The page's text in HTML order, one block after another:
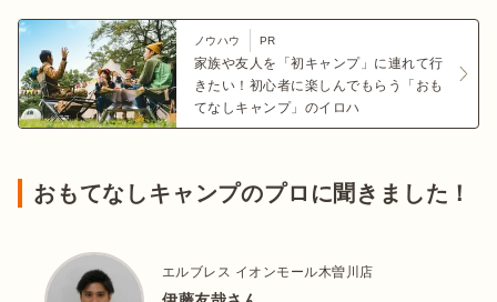
ノウハウ PR
家族や友人を「初キャンプ」に連れて行
きたい！初心者に楽しんでもらう「おも
てなしキャンプ」のイロハ
おもてなしキャンプのプロに聞きました！
エルブレス イオンモール木曽川店